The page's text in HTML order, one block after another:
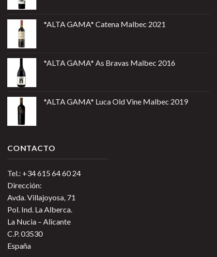
*ALTA GAMA* Catena Malbec 2021
*ALTA GAMA* As Bravas Malbec 2016
*ALTA GAMA* Luca Old Vine Malbec 2019
CONTACTO
Tel.: +34 615 64 60 24
Dirección:
Avda. Villajoyosa, 71
Pol. Ind. La Alberca.
La Nucia – Alicante
C.P. 03530
España